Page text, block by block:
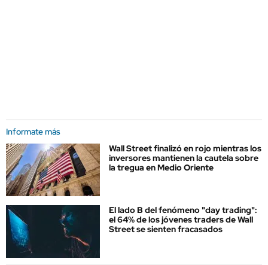
Informate más
Wall Street finalizó en rojo mientras los
inversores mantienen la cautela sobre
la tregua en Medio Oriente
El lado B del fenómeno "day trading":
el 64% de los jóvenes traders de Wall
Street se sienten fracasados